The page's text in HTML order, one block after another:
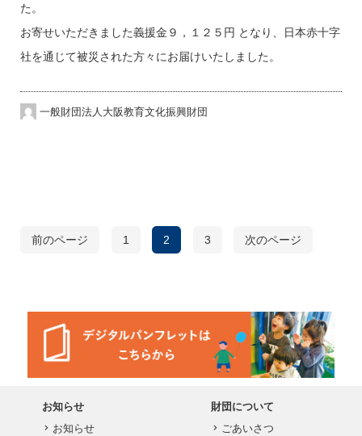
た。
お寄せいただきました義援金９，１２５円 となり、日本赤十字
社を通じて被災された方々にお届けいたしました。
一般財団法人大阪教育文化振興財団
前のページ 1 2 3 次のページ
お知らせ
 お知らせ
財団について
 ごあいさつ